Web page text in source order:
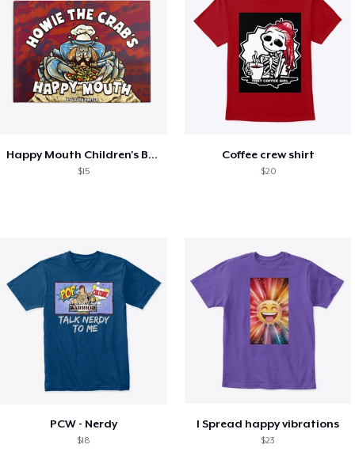
Happy Mouth Children's Book
$15
Coffee crew shirt
$20
PCW - Nerdy
$18
I Spread happy vibrations
$23